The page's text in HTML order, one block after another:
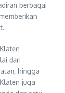
berbagai
dari
hingga
juga